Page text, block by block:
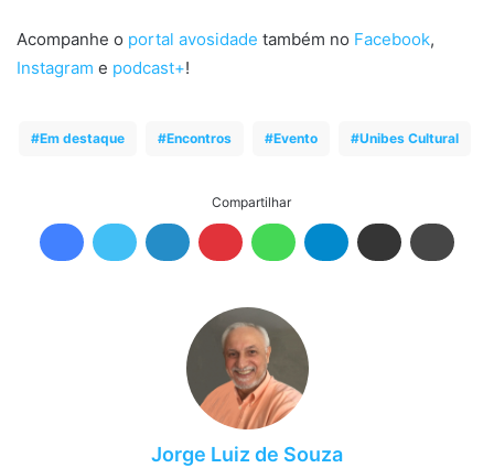
Acompanhe o portal avosidade também no Facebook,
Instagram e podcast+!
Em destaque Encontros Evento Unibes Cultural
Compartilhar
Jorge Luiz de Souza